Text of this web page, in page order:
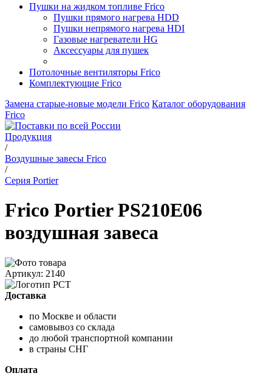
Пушки на жидком топливе Frico
Пушки прямого нагрева HDD
Пушки непрямого нагрева HDI
Газовые нагреватели HG
Аксессуары для пушек
Потолочные вентиляторы Frico
Комплектующие Frico
Замена старые-новые модели Frico Каталог оборудования
Frico
Продукция
/
Воздушные завесы Frico
/
Серия Portier
Frico Portier PS210E06
воздушная завеса
Артикул: 2140
Доставка
по Москве и области
самовывоз со склада
до любой транспортной компании
в страны СНГ
Оплата